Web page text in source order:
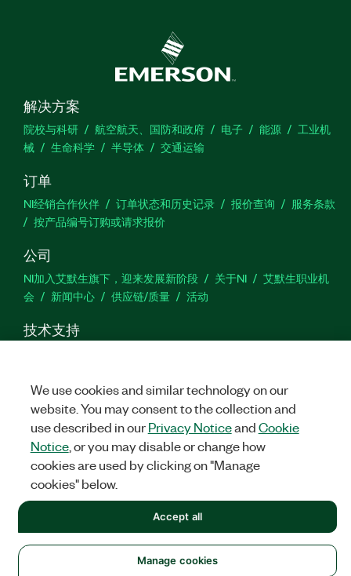
解决方案
院校与科研 航空航天、国防和政府 电子 能源
工业机
械
生命科学 半导体 交通运输
订单
NI经销合作伙伴 订单状态和历史记录 报价查询
服务条款
按产品编号订购或请求报价
公司
NI加入艾默生旗下，迎来发展新阶段 关于NI
艾默生职业机
会
新闻中心 供应链/质量 活动
技术支持
中国特定隐私声明
©NATIONAL INSTRUMENTS CORP. 恩艾 (中国) 仪器有限公司 版权所
沪ICP备09002359号. 沪公网安备 31011502018878号
We use cookies and similar technology on our
website. You may consent to the collection and
use described in ourPrivacy NoticeandCookie
Notice, or you may disable or change how
cookies are used by clicking on "Manage
cookies" below.
Manage cookies
Accept all